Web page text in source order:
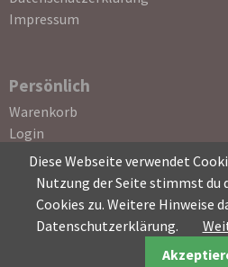
Impressum
Persönlich
Navigation
überspringen
Warenkorb
Login
Registrierung
Passwort vergessen
Diese Webseite verwendet
Nutzung der Seite stimmst du
Cookies zu. Weitere Hinweise
Datenschutzerklärung.